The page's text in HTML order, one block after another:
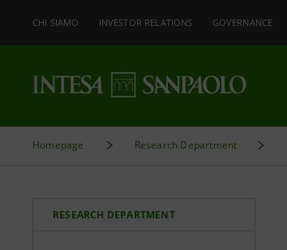
CHI SIAMO INVESTOR RELATIONS GOVERNANCE
Homepage Research Department
RESEARCH DEPARTMENT